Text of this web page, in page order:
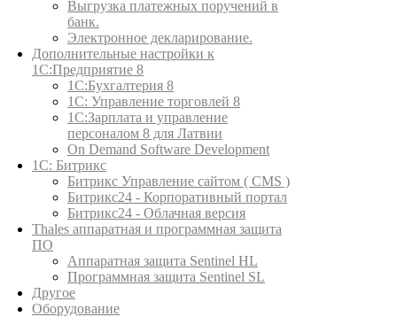
Выгрузка платежных поручений в
банк.
Электронное декларирование.
Дополнительные настройки к
1С:Предприятие 8
1С:Бухгалтерия 8
1C: Управление торговлей 8
1С:Зарплата и управление
персоналом 8 для Латвии
On Demand Software Development
1С: Битрикс
Битрикс Управление сайтом ( CMS )
Битрикс24 - Корпоративный портал
Битрикс24 - Облачная версия
Thales аппаратная и программная защита
ПО
Аппаратная защита Sentinel HL
Программная защита Sentinel SL
Другое
Оборудование